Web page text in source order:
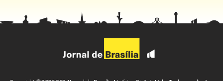
Moraes, mulher do ministro, encaminhou diretamente no
jurídicos que previa a defesa dos interesses da instituição
perante o Banco Central, a Receita Federal e o Congresso